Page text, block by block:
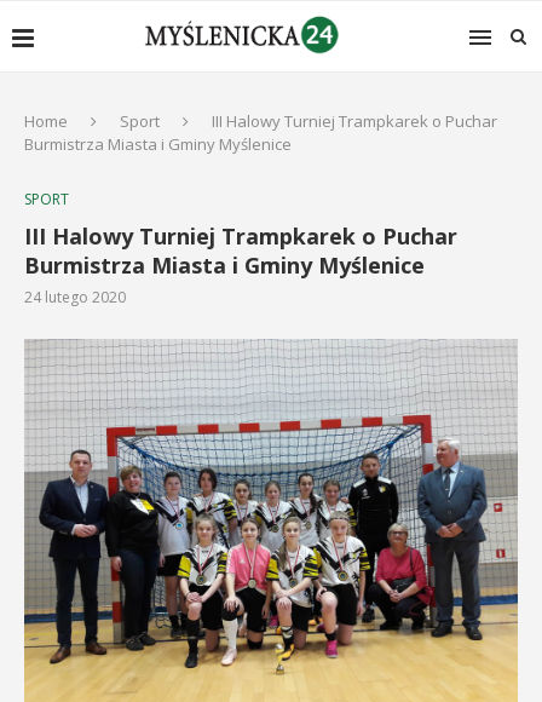
Home Sport
III Halowy Turniej Trampkarek o Puchar
Burmistrza Miasta i Gminy Myślenice
SPORT
III Halowy Turniej Trampkarek o Puchar
Burmistrza Miasta i Gminy Myślenice
24 lutego 2020